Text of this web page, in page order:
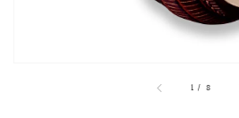
1 / von
8